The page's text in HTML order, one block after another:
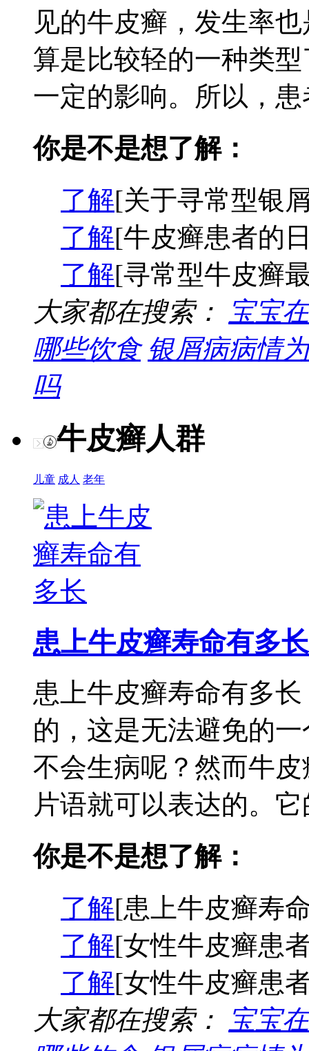
见的牛皮癣，发生率
算是比较轻的一种类
一定的影响。所以，
你是不是想了解：
了解[关于寻常型银
了解[牛皮癣患者的
了解[寻常型牛皮癣
大家都在搜索：
宝宝
哪些饮食 银屑病病情
吗
牛皮癣人群
儿童 成人 老年
患上牛皮癣寿命有多长
患上牛皮癣寿命有多
的，这是无法避免的
不会生病呢？然而牛
片语就可以表达的。
你是不是想了解：
了解[患上牛皮癣寿
了解[女性牛皮癣患
了解[女性牛皮癣患
大家都在搜索：
宝宝